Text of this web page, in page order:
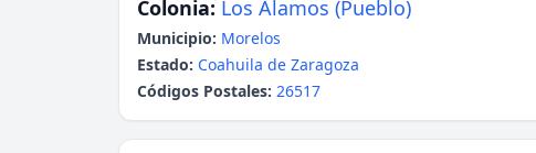
Colonia: Los Álamos (Pueblo)
Municipio: Morelos
Estado: Coahuila de Zaragoza
Códigos Postales: 26517